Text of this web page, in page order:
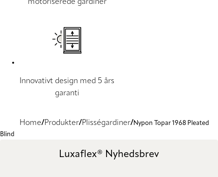
motoriserede gardiner
Innovativt design med 5 års
garanti
Home Produkter Plisségardiner
Nypon Topar 1968 Pleated
Blind
Luxaflex® Nyhedsbrev